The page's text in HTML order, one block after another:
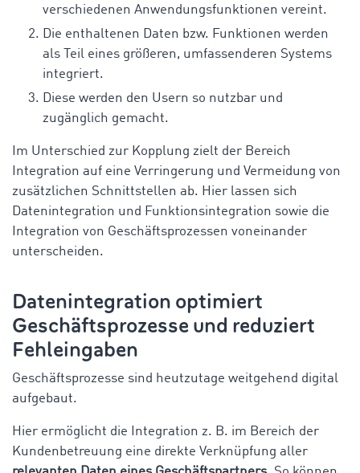
verschiedenen Anwendungsfunktionen vereint.
Die enthaltenen Daten bzw. Funktionen werden
als Teil eines größeren, umfassenderen Systems
integriert.
Diese werden den Usern so nutzbar und
zugänglich gemacht.
Im Unterschied zur Kopplung zielt der Bereich
Integration auf eine Verringerung und Vermeidung von
zusätzlichen Schnittstellen ab. Hier lassen sich
Datenintegration und Funktionsintegration sowie die
Integration von Geschäftsprozessen voneinander
unterscheiden.
Datenintegration optimiert
Geschäftsprozesse und reduziert
Fehleingaben
Geschäftsprozesse sind heutzutage weitgehend digital
aufgebaut.
Hier ermöglicht die Integration z. B. im Bereich der
Kundenbetreuung eine direkte Verknüpfung aller